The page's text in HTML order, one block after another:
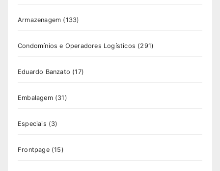
Armazenagem (133)
Condomínios e Operadores Logísticos (291)
Eduardo Banzato (17)
Embalagem(31)
Especiais (3)
Frontpage(15)